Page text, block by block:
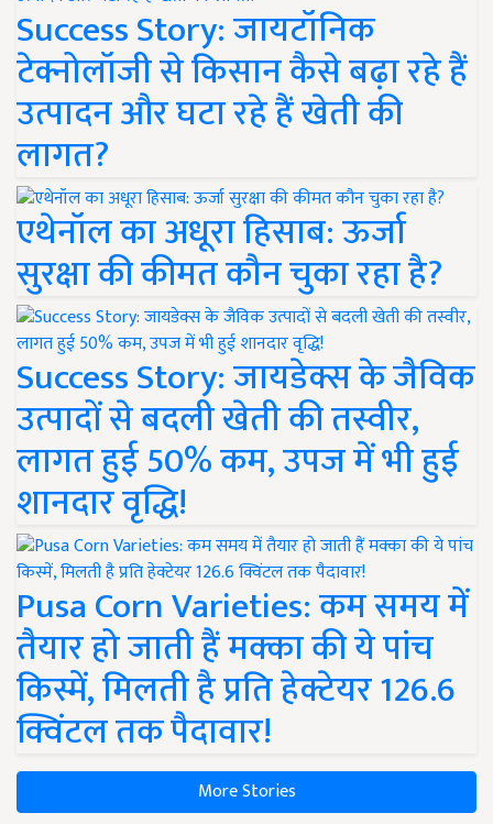
Success Story: जायटॉनिक
टेक्नोलॉजी से किसान कैसे बढ़ा रहे हैं
उत्पादन और घटा रहे हैं खेती की
लागत?
एथेनॉल का अधूरा हिसाब: ऊर्जा
सुरक्षा की कीमत कौन चुका रहा है?
Success Story: जायडेक्स के जैविक
उत्पादों से बदली खेती की तस्वीर,
लागत हुई 50% कम, उपज में भी हुई
शानदार वृद्धि!
Pusa Corn Varieties: कम समय में
तैयार हो जाती हैं मक्का की ये पांच
किस्में, मिलती है प्रति हेक्टेयर 126.6
क्विंटल तक पैदावार!
More Stories